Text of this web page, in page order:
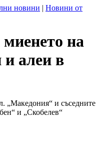
новини | Новини от
на
и алеи в
„Македония“ и съседните
и „Скобелев“